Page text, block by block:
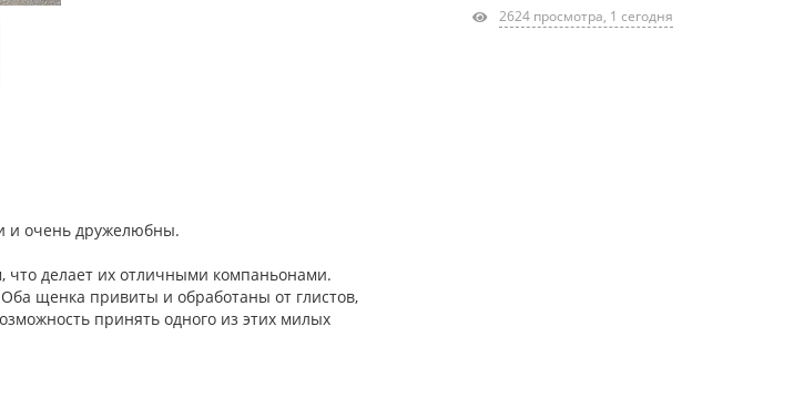
и очень дружелюбны.
делает их отличными компаньонами.
щенка привиты и обработаны от глистов,
принять одного из этих милых
2624 просмотра, 1 сегодня